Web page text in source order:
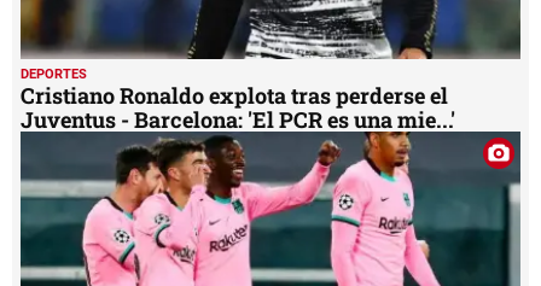
DEPORTES
Cristiano Ronaldo explota tras perderse el
Juventus - Barcelona: 'El PCR es una mie...'